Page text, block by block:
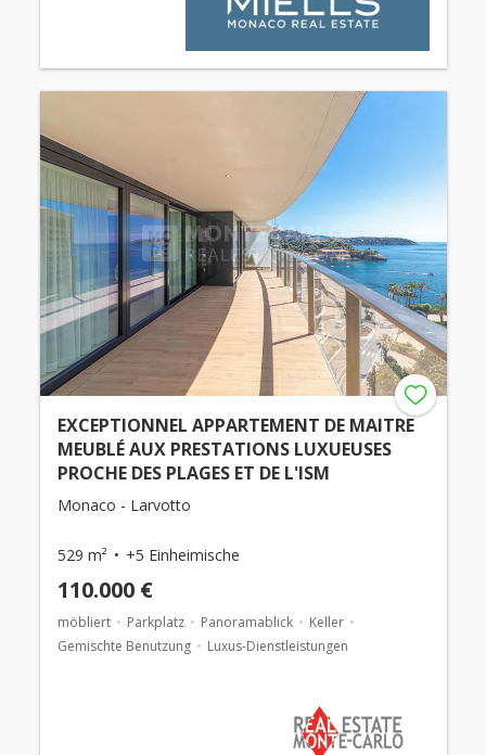
EXCEPTIONNEL APPARTEMENT DE MAITRE
MEUBLÉ AUX PRESTATIONS LUXUEUSES
PROCHE DES PLAGES ET DE L'ISM
Monaco - Larvotto
529 m² +5 Einheimische
110.000 €
möbliert Parkplatz Panoramablick
Keller
Gemischte Benutzung
Luxus-Dienstleistungen